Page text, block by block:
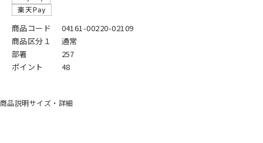
商品コード
04161-00220-02109
商品区分１
通常
部署
257
ポイント
48
商品説明サイズ・詳細